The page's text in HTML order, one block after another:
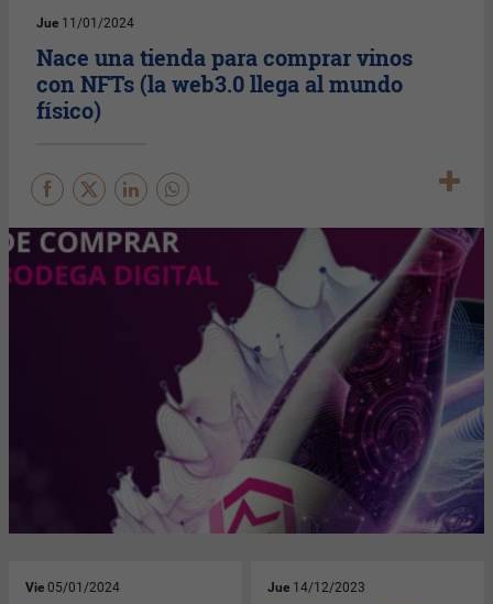
Jue 11/01/2024
Nace una tienda para comprar vinos
con NFTs (la web3.0 llega al mundo
físico)
Vie 05/01/2024 Jue 14/12/2023